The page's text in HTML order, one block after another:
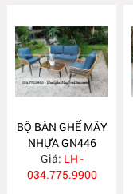
BỘ BÀN GHẾ MÂY
NHỰA GN446
Giá: LH -
034.775.9900